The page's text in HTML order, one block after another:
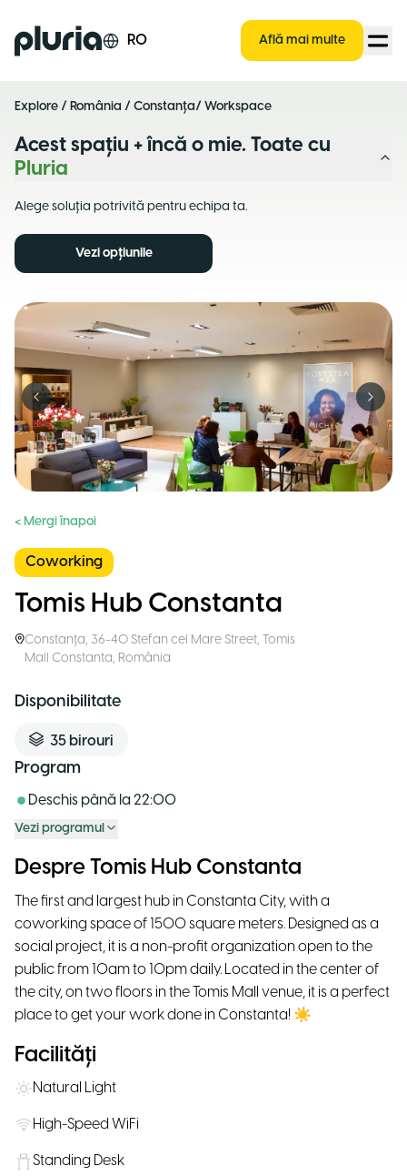
Logo Pluria RO Află mai multe
Explore / România / Constanța/ Workspace
Acest spațiu + încă o mie. Toate cu
Pluria
Alege soluția potrivită pentru echipa ta.
Vezi opțiunile
Previous slide Next
< Mergi înapoi
Coworking
Tomis Hub Constanta
Constanța, 36-40 Stefan cel Mare Street, Tomis
Mall Constanta, România
Disponibilitate
35 birouri
Program
Deschis până la22:00
Vezi programul
Despre Tomis Hub Constanta
The first and largest hub in Constanta City, with a
coworking space of 1500 square meters. Designed as a
social project, it is a non-profit organization open to the
public from 10am to 10pm daily. Located in the center of
the city, on two floors in the Tomis Mall venue, it is a perfect
place to get your work done in Constanta! ☀
Facilități
Natural Light
High-Speed WiFi
Standing Desk